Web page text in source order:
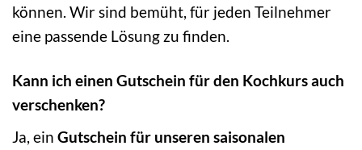
können. Wir sind bemüht, für jeden Teilnehmer
eine passende Lösung zu finden.
Kann ich einen Gutschein für den Kochkurs auch
verschenken?
Ja, ein Gutschein für unseren saisonalen